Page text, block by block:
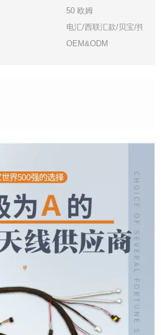
50 欧姆
电汇/西联汇款/贝宝/托管
OEM&ODM